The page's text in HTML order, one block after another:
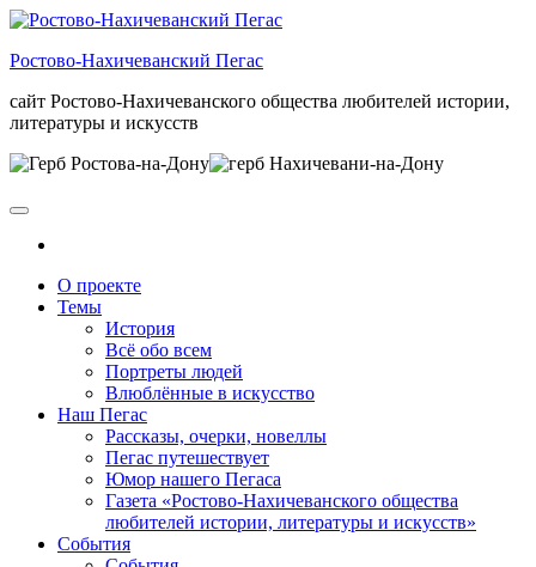
Skip
the
Ростово-Нахичеванский Пегас
сайт Ростово-Нахичеванского общества любителей истории,
литературы и искусств
О проекте
Темы
История
Всё обо всем
Портреты людей
Влюблённые в искусство
Наш Пегас
Рассказы, очерки, новеллы
Пегас путешествует
Юмор нашего Пегаса
Газета «Ростово-Нахичеванского общества
любителей истории, литературы и искусств»
События